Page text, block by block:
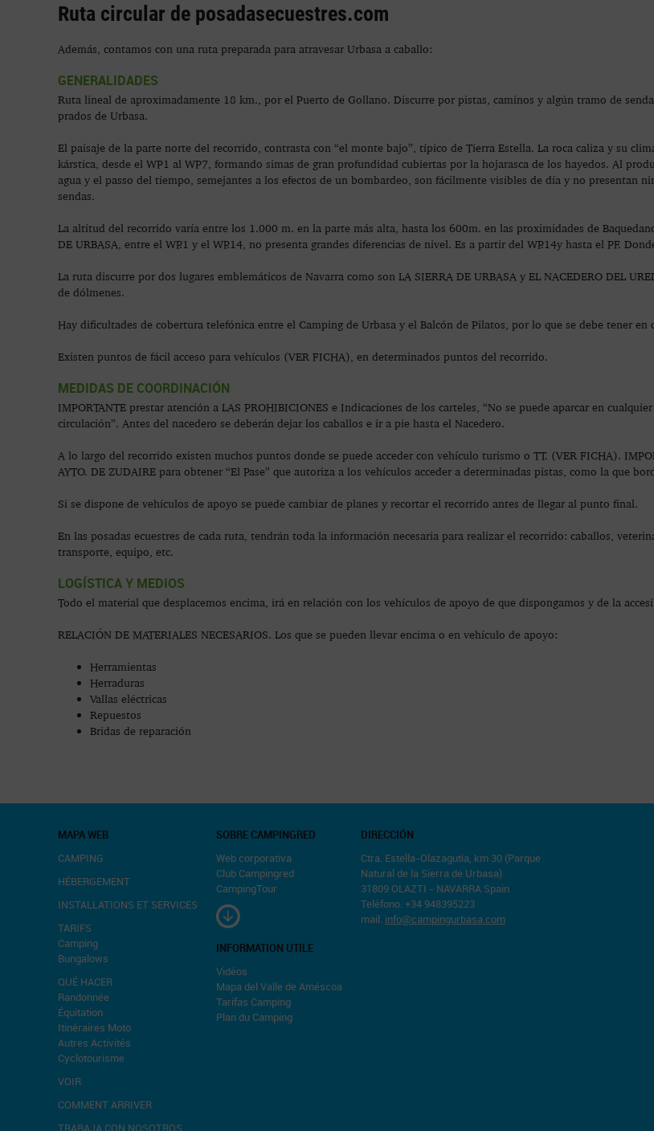
Ruta circular de posadasecuestres.com
Además, contamos con una ruta preparada para atravesar Urbasa a caballo:
GENERALIDADES
Ruta lineal de aproximadamente 18 km., por el Puerto de Gollano. Discurre por pistas, caminos y algún tramo de
prados de Urbasa.
El paisaje de la parte norte del recorrido, contrasta con “el monte bajo”, típico de Tierra Estella. La roca caliza y su
kárstica, desde el WP1 al WP7, formando simas de gran profundidad cubiertas por la hojarasca de los hayedos. Al
agua y el passo del tiempo, semejantes a los efectos de un bombardeo, son fácilmente visibles de día y no presentan
sendas.
La altitud del recorrido varía entre los 1.000 m. en la parte más alta, hasta los 600m. en las proximidades de
DE URBASA, entre el WP.1 y el WP.14, no presenta grandes diferencias de nivel. Es a partir del WP.14y hasta el PF.
La ruta discurre por dos lugares emblemáticos de Navarra como son LA SIERRA DE URBASA y EL NACEDERO DEL
de dólmenes.
Hay dificultades de cobertura telefónica entre el Camping de Urbasa y el Balcón de Pilatos, por lo que se debe tener en
Existen puntos de fácil acceso para vehículos (VER FICHA), en determinados puntos del recorrido.
MEDIDAS DE COORDINACIÓN
IMPORTANTE prestar atención a LAS PROHIBICIONES e Indicaciones de los carteles, “No se puede aparcar en
circulación”. Antes del nacedero se deberán dejar los caballos e ir a pie hasta el Nacedero.
A lo largo del recorrido existen muchos puntos donde se puede acceder con vehículo turismo o TT. (VER FICHA).
AYTO. DE ZUDAIRE para obtener “El Pase” que autoriza a los vehículos acceder a determinadas pistas, como la que
Si se dispone de vehículos de apoyo se puede cambiar de planes y recortar el recorrido antes de llegar al punto final.
En las posadas ecuestres de cada ruta, tendrán toda la información necesaria para realizar el recorrido: caballos,
transporte, equipo, etc.
LOGÍSTICA Y MEDIOS
Todo el material que desplacemos encima, irá en relación con los vehículos de apoyo de que dispongamos y de la
RELACIÓN DE MATERIALES NECESARIOS. Los que se pueden llevar encima o en vehículo de apoyo:
Herramientas
Herraduras
Vallas eléctricas
Repuestos
Bridas de reparación
MAPA WEB
CAMPING
HÉBERGEMENT
INSTALLATIONS ET SERVICES
TARIFS
Camping
Bungalows
QUÉ HACER
Randonnée
Équitation
Itinéraires Moto
Autres Activités
Cyclotourisme
VOIR
COMMENT ARRIVER
TRABAJA CON NOSOTROS
SOBRE CAMPINGRED
Web corporativa
Club Campingred
CampingTour
INFORMATION UTILE
Vidéos
Mapa del Valle de Améscoa
Tarifas Camping
Plan du Camping
DIRECCIÓN
Ctra. Estella-Olazagutía, km 30 (Parque
Natural de la Sierra de Urbasa)
31809 OLAZTI - NAVARRA Spain
Teléfono. +34 948395223
mail. info@campingurbasa.com